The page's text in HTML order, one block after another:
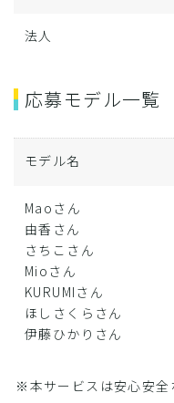
法人
応募モデル一覧
モデル名
Maoさん
由香さん
さちこさん
Mioさん
KURUMIさん
ほしさくらさん
伊藤ひかりさん
※本サービスは安心安全